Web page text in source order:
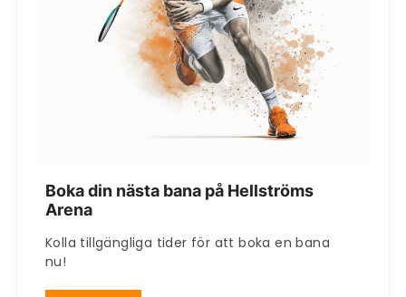
Boka din nästa bana på Hellströms
Arena
Kolla tillgängliga tider för att boka en bana
nu!